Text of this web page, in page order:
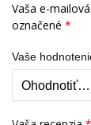
Vaša e-
označené *
Vaše